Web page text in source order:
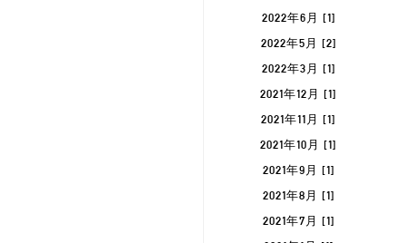
2022年6月 [1]
2022年5月 [2]
2022年3月 [1]
2021年12月 [1]
2021年11月 [1]
2021年10月 [1]
2021年9月 [1]
2021年8月 [1]
2021年7月 [1]